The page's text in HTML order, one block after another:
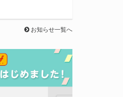
お知らせ一覧へ